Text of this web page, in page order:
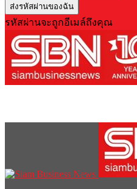
รหัสผ่านจะถูกอีเมล์ถึงคุณ